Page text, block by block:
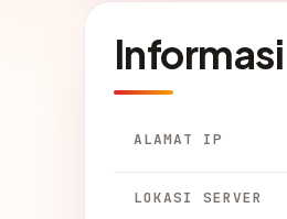
ALAMAT IP
LOKASI SERVER